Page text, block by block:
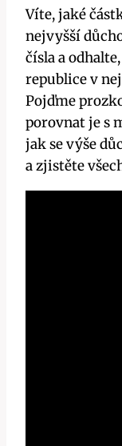
Víte, jaké
nejvyšší
čísla a
republice v
Pojďme
porovnat je s
jak se výše
a zjistěte